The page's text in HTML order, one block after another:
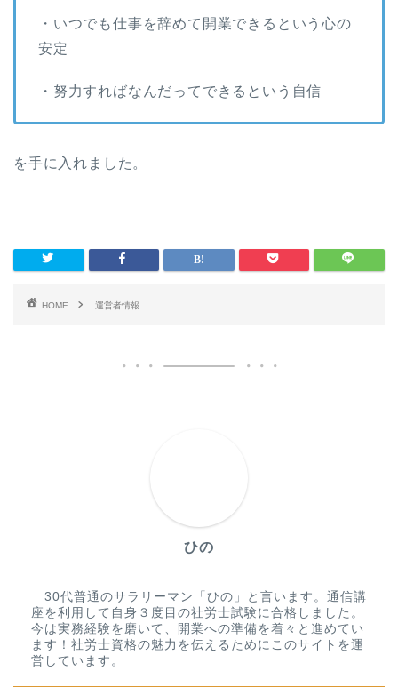
・いつでも仕事を辞めて開業できるという心の
安定
・努力すればなんだってできるという自信
を手に入れました。
HOME 運営者情報
ひの
30代普通のサラリーマン「ひの」と言います。通信講
座を利用して自身３度目の社労士試験に合格しました。
今は実務経験を磨いて、開業への準備を着々と進めてい
ます！社労士資格の魅力を伝えるためにこのサイトを運
営しています。